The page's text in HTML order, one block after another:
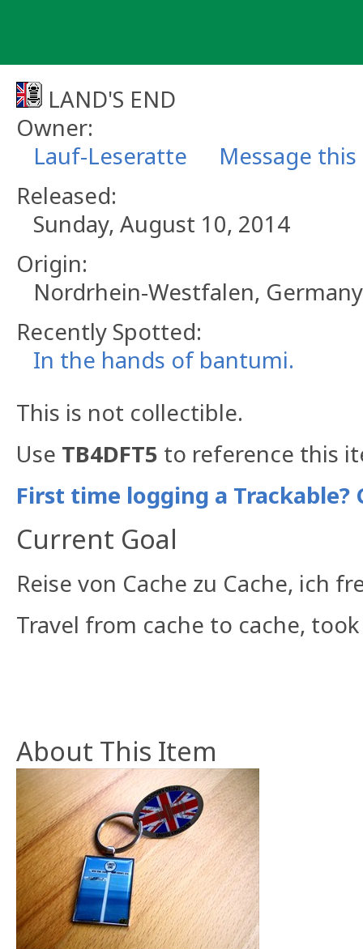
LAND'S END
Owner:
Lauf-Leseratte
Message
Released:
Sunday, August 10, 2014
Origin:
Nordrhein-Westfalen, Germany
Recently Spotted:
In the hands of bantumi.
This is not collectible.
Use TB4DFT5 to reference this
First time logging a Trackable?
Current Goal
Reise von Cache zu Cache, ich
Travel from cache to cache,
About This Item